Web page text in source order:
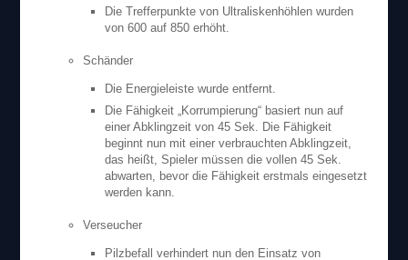
Die Trefferpunkte von Ultraliskenhöhlen wurden
von 600 auf 850 erhöht.
Schänder
Die Energieleiste wurde entfernt.
Die Fähigkeit „Korrumpierung“ basiert nun auf
einer Abklingzeit von 45 Sek. Die Fähigkeit
beginnt nun mit einer verbrauchten Abklingzeit,
das heißt, Spieler müssen die vollen 45 Sek.
abwarten, bevor die Fähigkeit erstmals eingesetzt
werden kann.
Verseucher
Pilzbefall verhindert nun den Einsatz von